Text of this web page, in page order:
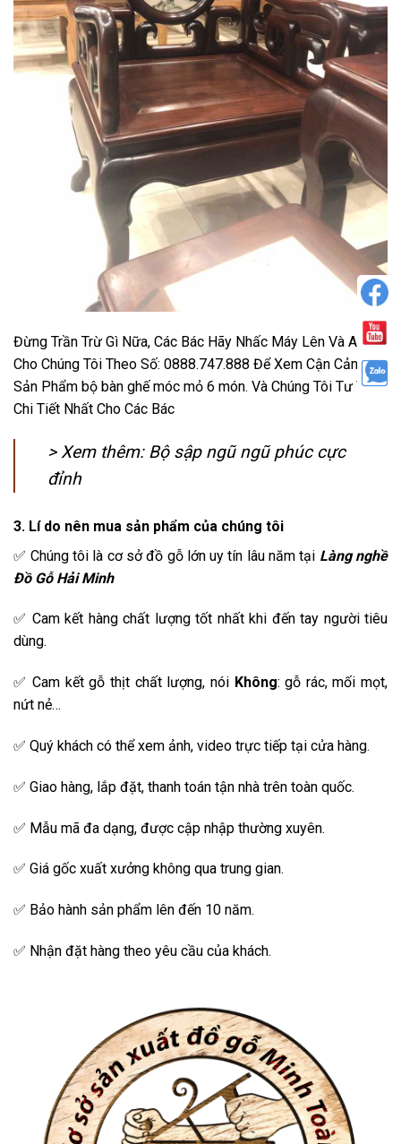
Đừng Trần Trừ Gì Nữa, Các Bác Hãy Nhấc Máy Lên Và Alo
Cho Chúng Tôi Theo Số: 0888.747.888 Để Xem Cận Cảnh
Sản Phẩm bộ bàn ghế móc mỏ 6 món. Và Chúng Tôi Tư Vấn
Chi Tiết Nhất Cho Các Bác
> Xem thêm: Bộ sập ngũ ngũ phúc cực
đỉnh
3. Lí do nên mua sản phẩm của chúng tôi
✅ Chúng tôi là cơ sở đồ gỗ lớn uy tín lâu năm tại Làng nghề
ĐồGỗHải Minh
✅ Cam kết hàng chất lượng tốt nhất khi đến tay người tiêu
dùng.
✅ Cam kết gỗ thịt chất lượng, nói Không: gỗ rác, mối mọt,
nứt nẻ…
✅ Quý khách có thể xem ảnh, video trực tiếp tại cửa hàng.
✅ Giao hàng, lắp đặt, thanh toán tận nhà trên toàn quốc.
✅ Mẫu mã đa dạng, được cập nhập thường xuyên.
✅ Giá gốc xuất xưởng không qua trung gian.
✅ Bảo hành sản phẩm lên đến 10 năm.
✅ Nhận đặt hàng theo yêu cầu của khách.